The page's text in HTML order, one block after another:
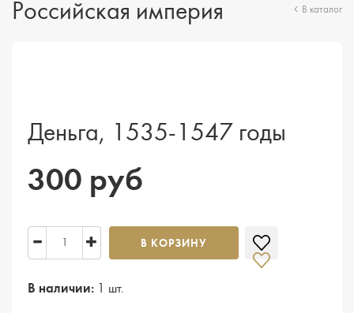
Российская империя В каталог
Деньга, 1535-1547 годы
300 руб
В КОРЗИНУ
В наличии: 1 шт.